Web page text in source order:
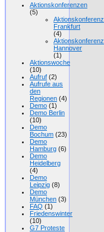
Aktionskonferenzen
(5)
Aktionskonferenz
Frankfurt
(4)
Aktionskonferenz
Hannover
(1)
Aktionswoche
(10)
Aufruf (2)
Aufrufe aus
den
Regionen (4)
Demo (1)
Demo Berlin
(10)
Demo
Bochum (23)
Demo
Hamburg (6)
Demo
Heidelberg
(4)
Demo
Leipzig (8)
Demo
München (3)
FAQ (1)
Friedenswinter
(10)
G7 Proteste